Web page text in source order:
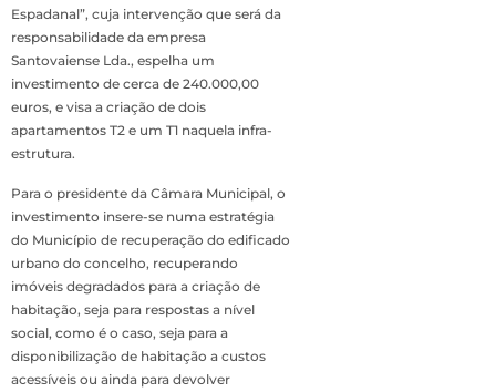
Espadanal”, cuja intervenção que será da
responsabilidade da empresa
Santovaiense Lda., espelha um
investimento de cerca de 240.000,00
euros, e visa a criação de dois
apartamentos T2 e um T1 naquela infra-
estrutura.
Para o presidente da Câmara Municipal, o
investimento insere-se numa estratégia
do Município de recuperação do edificado
urbano do concelho, recuperando
imóveis degradados para a criação de
habitação, seja para respostas a nível
social, como é o caso, seja para a
disponibilização de habitação a custos
acessíveis ou ainda para devolver